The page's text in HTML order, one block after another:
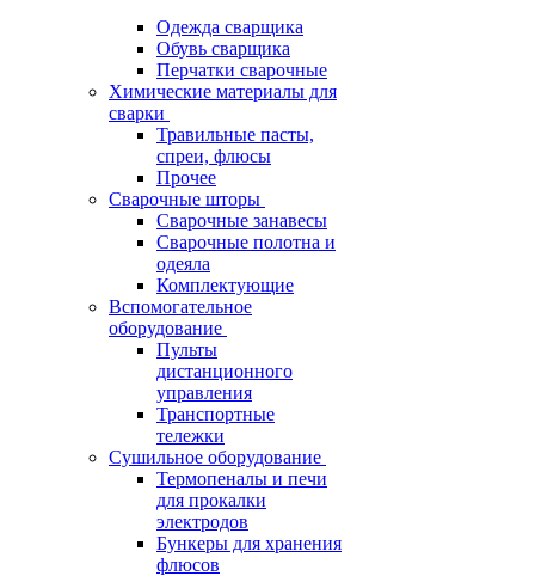
Одежда сварщика
Обувь сварщика
Перчатки сварочные
Химические материалы для
сварки
Травильные пасты,
спреи, флюсы
Прочее
Сварочные шторы
Сварочные занавесы
Сварочные полотна и
одеяла
Комплектующие
Вспомогательное
оборудование
Пульты
дистанционного
управления
Транспортные
тележки
Сушильное оборудование
Термопеналы и печи
для прокалки
электродов
Бункеры для хранения
флюсов